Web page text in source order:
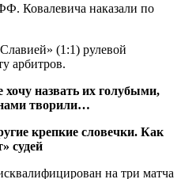
Ковалевича наказали по
(1:1) рулевой
арбитров.
хочу назвать их голубыми,
творили…
крепкие словечки. Как
судей